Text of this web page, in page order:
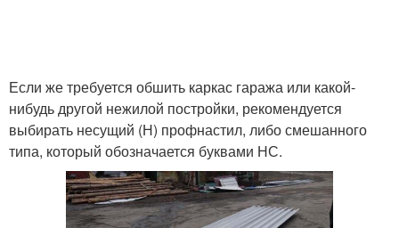
Если же требуется обшить каркас гаража или какой-
нибудь другой нежилой постройки, рекомендуется
выбирать несущий (Н) профнастил, либо смешанного
типа, который обозначается буквами НС.